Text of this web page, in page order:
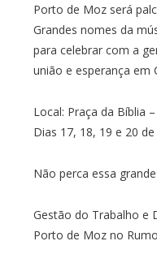
Porto de Moz será
Grandes nomes da
para celebrar com a
união e esperança em
Local: Praça da Bíblia
Dias 17, 18, 19 e 20
Não perca essa
Gestão do Trabalho e
Porto de Moz no